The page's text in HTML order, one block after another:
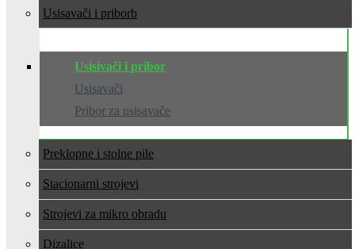
Usisavači i pribor
Usisivači i pribor
Usisavači
Pribor za usisavače
Preklopne i stolne pile
Stacionarni strojevi
Strojevi za mikro obradu
Dizalice